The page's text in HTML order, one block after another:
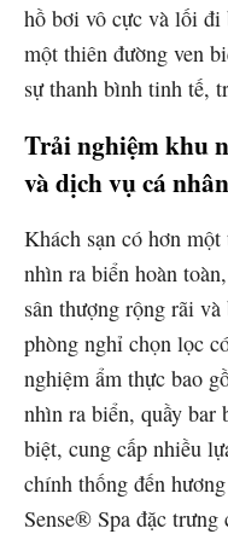
hồ bơi vô cực và lối đi
một thiên đường ven
sự thanh bình tinh tế,
Trải nghiệm khu
và dịch vụ cá
Khách sạn có hơn
nhìn ra biển hoàn
sân thượng rộng rãi
phòng nghỉ chọn lọc
nghiệm ẩm thực bao
nhìn ra biển, quầy bar
biệt, cung cấp nhiều
chính thống đến
Sense® Spa đặc trưng